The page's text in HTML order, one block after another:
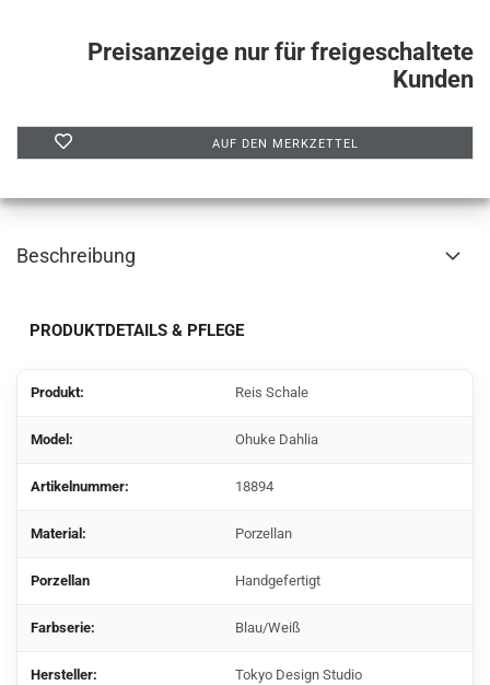
Preisanzeige nur für freigeschaltete
Kunden
AUF DEN MERKZETTEL
Beschreibung
PRODUKTDETAILS & PFLEGE
Produkt: Reis Schale
Model: Ohuke Dahlia
Artikelnummer: 18894
Material: Porzellan
Porzellan Handgefertigt
Farbserie: Blau/Weiß
Hersteller: Tokyo Design Studio